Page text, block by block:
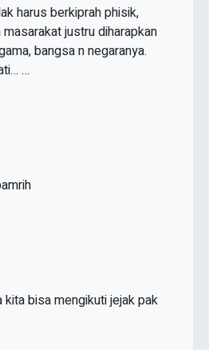
harus berkiprah phisik,
justru diharapkan
bangsa n negaranya.
…
bisa mengikuti jejak pak